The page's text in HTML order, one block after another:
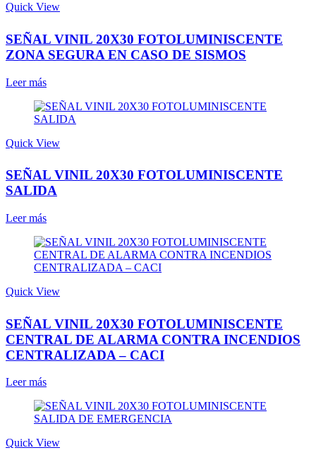
Quick View
SEÑAL VINIL 20X30 FOTOLUMINISCENTE
ZONA SEGURA EN CASO DE SISMOS
Leer más
Quick View
SEÑAL VINIL 20X30 FOTOLUMINISCENTE
SALIDA
Leer más
Quick View
SEÑAL VINIL 20X30 FOTOLUMINISCENTE
CENTRAL DE ALARMA CONTRA INCENDIOS
CENTRALIZADA – CACI
Leer más
Quick View